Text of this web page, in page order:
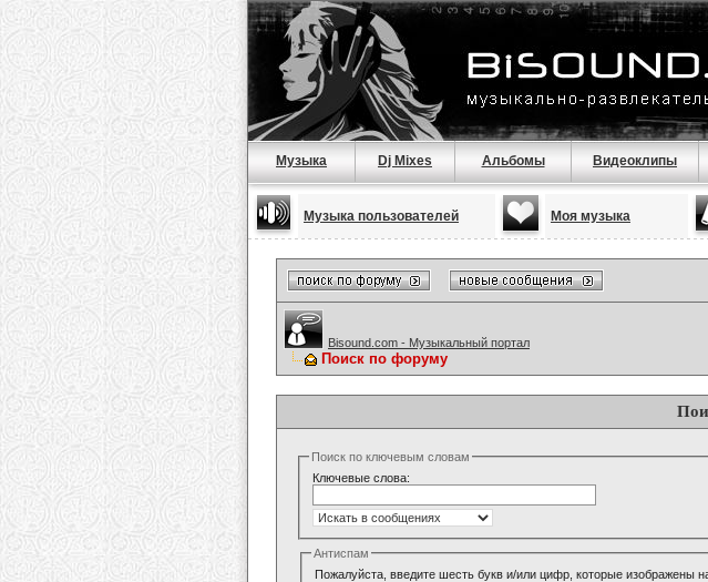
Музыка Dj Mixes Альбомы Видеоклипы
Музыка пользователей Моя музыка
Bisound.com - Музыкальный портал
Поиск по форуму
Поиск по ключевым словам
Ключевые слова:
Антиспам
Пожалуйста, введите шесть букв и/или цифр, которые изображены на